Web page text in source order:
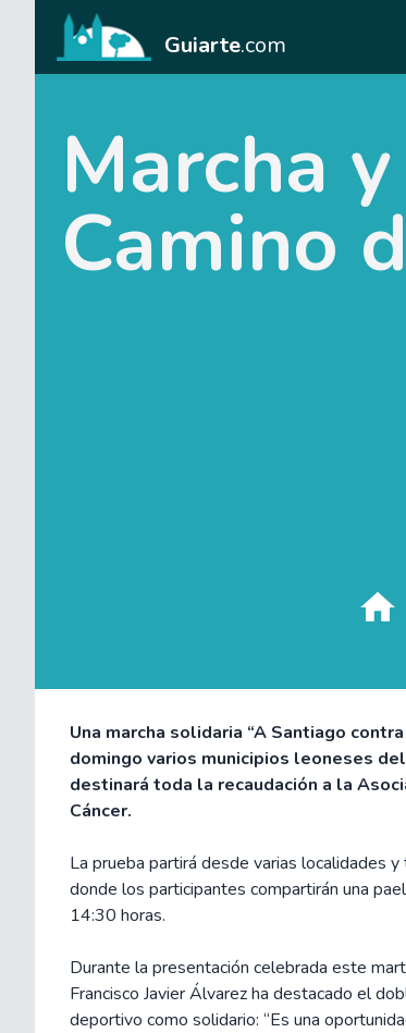
Guiarte.com
Marcha
Camino
Una marcha solidaria “A Santiago
domingo varios municipios leoneses
destinará toda la recaudación a la
Cáncer.
La prueba partirá desde varias localidades
donde los participantes compartirán una
14:30 horas.
Durante la presentación celebrada este
Francisco Javier Álvarez ha destacado el
deportivo como solidario: “Es una